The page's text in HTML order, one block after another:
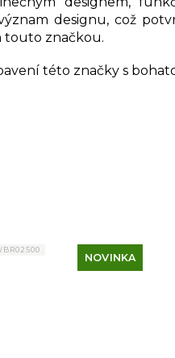
designu, což
touto značkou.
této značky s
NOVINKA